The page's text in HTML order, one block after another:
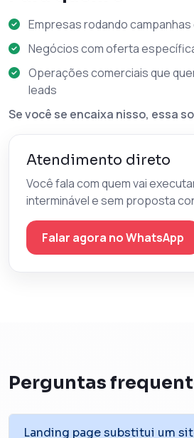
Empresas rodando campanhas
Negócios com oferta
Operações comerciais que
leads
Se você se encaixa nisso, essa
Atendimento direto
Você fala com quem vai
interminável e sem proposta
Falar agora no WhatsApp
Perguntas
Landing page substitui um